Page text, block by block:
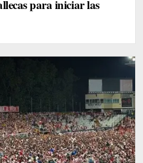
para iniciar las